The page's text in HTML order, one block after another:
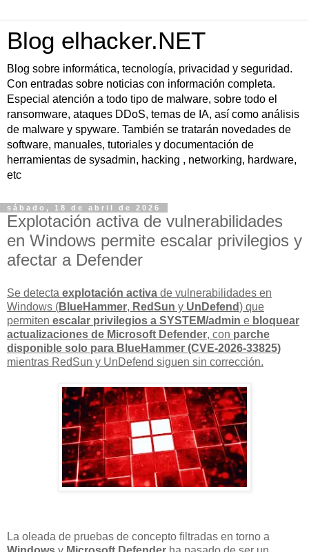
Blog elhacker.NET
Blog sobre informática, tecnología, privacidad y seguridad.
Con entradas sobre noticias con información completa.
Especial atención a todo tipo de malware, sobre todo el
ransomware, ataques DDoS, temas de IA, así como análisis
de malware y spyware. También se tratarán novedades de
software, manuales, tutoriales y documentación de
herramientas de sysadmin, hacking , networking, hardware,
etc
sábado, 18 de abril de 2026
Explotación activa de vulnerabilidades
en Windows permite escalar privilegios y
afectar a Defender
Se detecta explotación activa de vulnerabilidades en
Windows (BlueHammer, RedSun y UnDefend) que
permiten escalar privilegios a SYSTEM/admin e bloquear
actualizaciones de Microsoft Defender, con parche
disponible solo para BlueHammer (CVE-2026-33825)
mientras RedSun y UnDefend siguen sin corrección.
La oleada de pruebas de concepto filtradas en torno a